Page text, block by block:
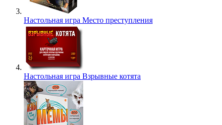
Настольная игра Место преступления
Настольная игра Взрывные котята